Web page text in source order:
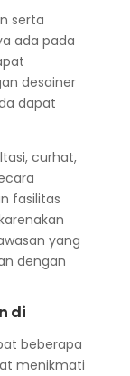
serta
ada pada
desainer
dapat
curhat,
fasilitas
yang
dengan
di
beberapa
menikmati